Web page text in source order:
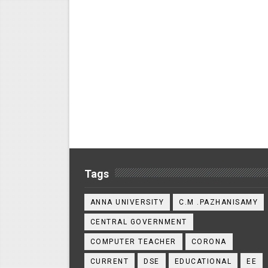
Tags
ANNA UNIVERSITY C.M .PAZHANISAMY
CENTRAL GOVERNMENT
COMPUTER TEACHER CORONA
CURRENT DSE EDUCATIONAL EE